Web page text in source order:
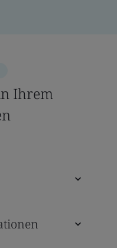
Ihrem